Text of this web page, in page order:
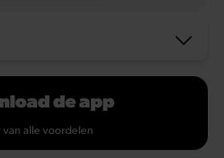
de app
van alle voordelen